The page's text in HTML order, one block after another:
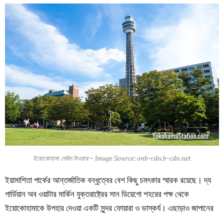
ইয়োকোহামা মেরিন টাওয়ার – Image Source: onb-cdn.b-cdn.net
ইয়ামাশিতা পার্কের আন্তর্জাতিক বন্ধুত্বের বেশ কিছু চমৎকার স্মারক রয়েছে। দ্য
গার্ডিয়ান অব ওয়াটার মার্কিন যুক্তরাষ্ট্রের সান ডিয়েগো শহরের পক্ষ থেকে
ইয়োকোহামাকে উপহার দেওয়া একটি সুন্দর ফোয়ারা ও ভাস্কর্য। এছাড়াও জাপানের